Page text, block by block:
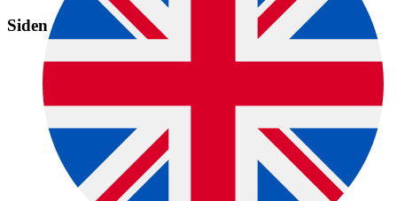
Siden er en del av denne veiledningen: